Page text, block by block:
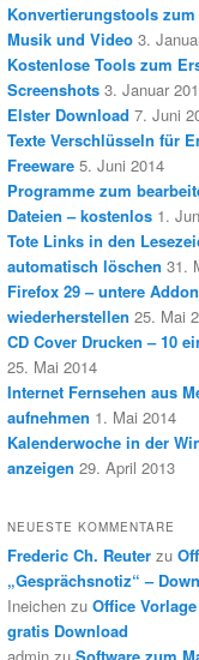
Konvertierungstools
Musik und Video 3.
Kostenlose Tools zum
Screenshots 3. Januar
Elster Download 7. Juni
Texte Verschlüsseln für
Freeware 5. Juni 2014
Programme zum
Dateien – kostenlos 1.
Tote Links in den
automatisch löschen 31.
Firefox 29 – untere
wiederherstellen 25. Mai
CD Cover Drucken – 10
25. Mai 2014
Internet Fernsehen aus
aufnehmen 1. Mai 2014
Kalenderwoche in der
anzeigen 29. April 2013
NEUESTE KOMMENTARE
Frederic Ch. Reuter zu
„Gesprächsnotiz“ –
Ineichen zu Office
gratis Download